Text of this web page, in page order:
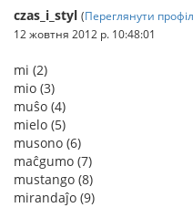
czas_i_styl (Переглянути
12 жовтня 2012 р. 10:48:01
mi (2)
mio (3)
muŝo (4)
mielo (5)
musono (6)
maĉgumo (7)
mustango (8)
mirandaĵo (9)